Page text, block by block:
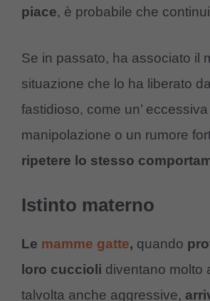
piace, è probabile che
Se in passato, ha associato il
situazione che lo ha liberato
fastidioso, come un’ eccessiva
manipolazione o un rumore
ripetere lo stesso
Istinto materno
Le mamme gatte, quando
loro cuccioli diventano molto
talvolta anche aggressive,